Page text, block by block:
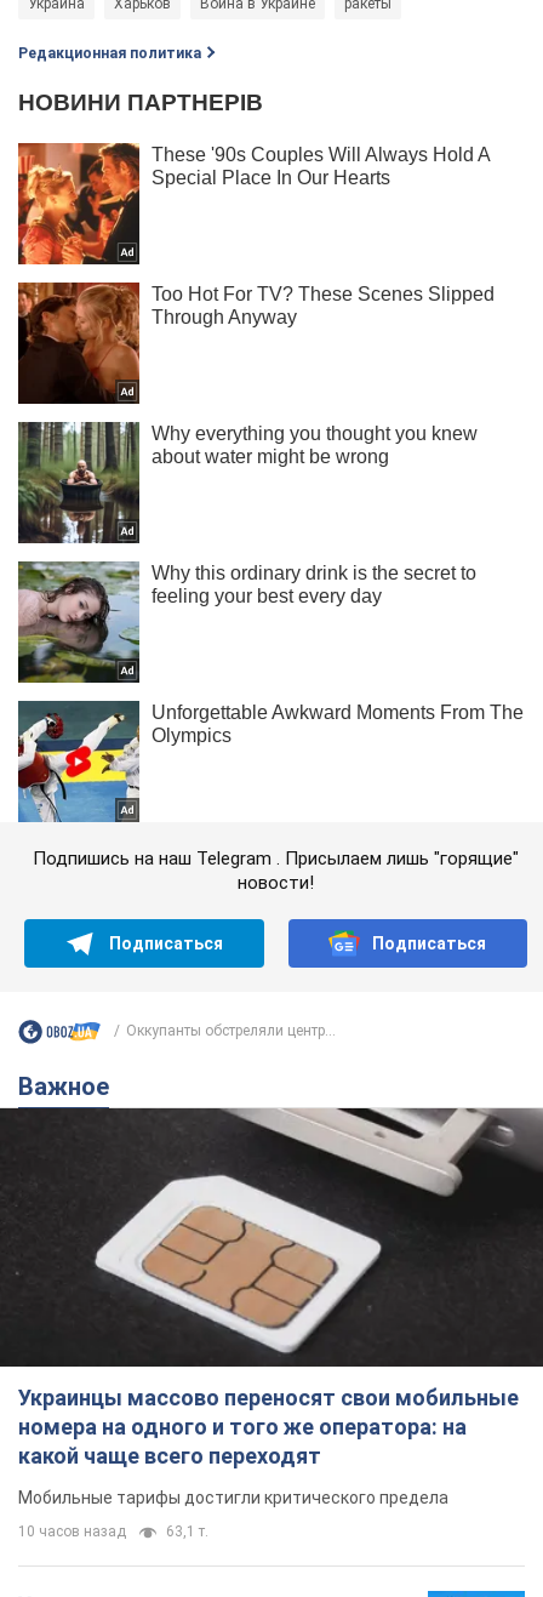
Редакционная политика
Подпишись на наш Telegram . Присылаем лишь "горящие"
новости!
Подписаться Подписаться
Оккупанты обстреляли центр...
Важное
Украинцы массово переносят свои мобильные
номера на одного и того же оператора: на
какой чаще всего переходят
Мобильные тарифы достигли критического предела
10 часов назад 63,1 т.